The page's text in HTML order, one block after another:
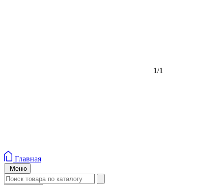
1/1
Главная
Меню